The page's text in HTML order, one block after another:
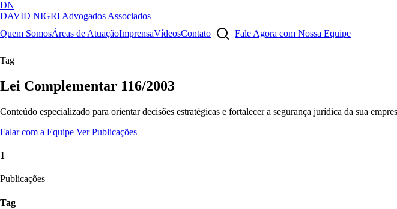
DN
DAVID NIGRI Advogados Associados
Quem SomosÁreas de AtuaçãoImprensaVídeosContato Fale Agora com Nossa Equipe
Artigos, sentenças, áreas de atuação, imprensa...
Tag
Lei Complementar 116/2003
Conteúdo especializado para orientar decisões estratégicas e fortalecer a segurança jurídica da sua
Falar com a Equipe Ver Publicações
1
Publicações
Tag